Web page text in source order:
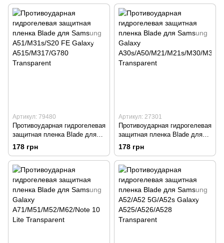
Transparent
Transparent
Артикул: 79480
Противоударная гидрогелевая
защитная пленка Blade для
Samsung A51/M31s/S20 FE
Galaxy A515/M317/G780
Transparent
178 грн
Артикул: 27301
Противоударная гидрогелевая
защитная пленка Blade для
Samsung Galaxy
A30s/A50/M21/M21s/M30/M30
s/M31 Transparent
178 грн